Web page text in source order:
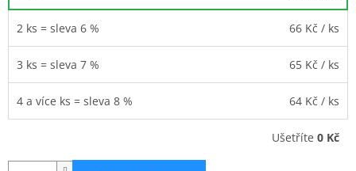
2 ks = sleva 6 % 66 Kč / ks
3 ks = sleva 7 % 65 Kč / ks
4 a více ks = sleva 8 % 64 Kč / ks
Ušetříte 0 Kč